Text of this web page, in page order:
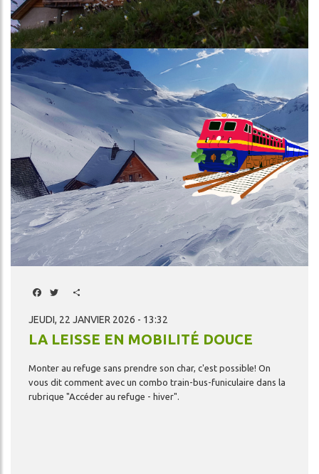
Image
Facebook
Twitter
JEUDI, 22 JANVIER 2026 - 13:32
LA LEISSE EN MOBILITÉ DOUCE
Monter au refuge sans prendre son char, c'est possible! On
vous dit comment avec un combo train-bus-funiculaire dans la
rubrique "Accéder au refuge - hiver".